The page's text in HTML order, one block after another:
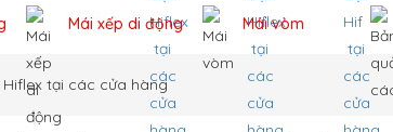
Mái xếp di động Mái vòm
tại các cửa hàng